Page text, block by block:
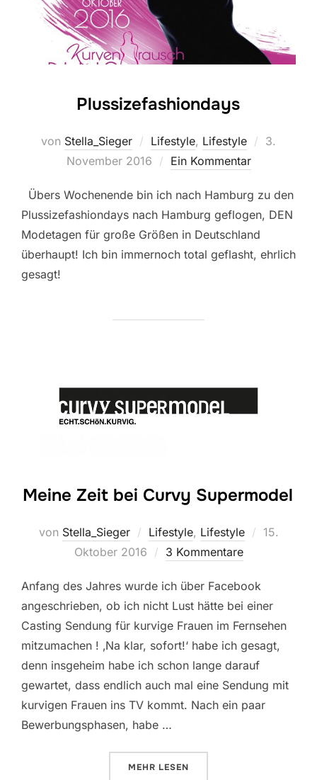
Plussizefashiondays
von Stella_Sieger Lifestyle, Lifestyle
3.
November 2016
Ein Kommentar
Übers Wochenende bin ich nach Hamburg zu den
Plussizefashiondays nach Hamburg geflogen, DEN
Modetagen für große Größen in Deutschland
überhaupt! Ich bin immernoch total geflasht, ehrlich
gesagt!
Meine Zeit bei Curvy Supermodel
von Stella_Sieger Lifestyle, Lifestyle
15.
Oktober 2016
3 Kommentare
Anfang des Jahres wurde ich über Facebook
angeschrieben, ob ich nicht Lust hätte bei einer
Casting Sendung für kurvige Frauen im Fernsehen
mitzumachen ! ‚Na klar, sofort!‘ habe ich gesagt,
denn insgeheim habe ich schon lange darauf
gewartet, dass endlich auch mal eine Sendung mit
kurvigen Frauen ins TV kommt. Nach ein paar
Bewerbungsphasen, habe …
MEHR ÜBER „MEINE ZEIT BEI CURVY
LESEN